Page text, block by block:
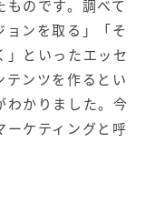
のです。調べて
ンを取る」「そ
といったエッセ
テンツを作るとい
わかりました。今
ーケティングと呼